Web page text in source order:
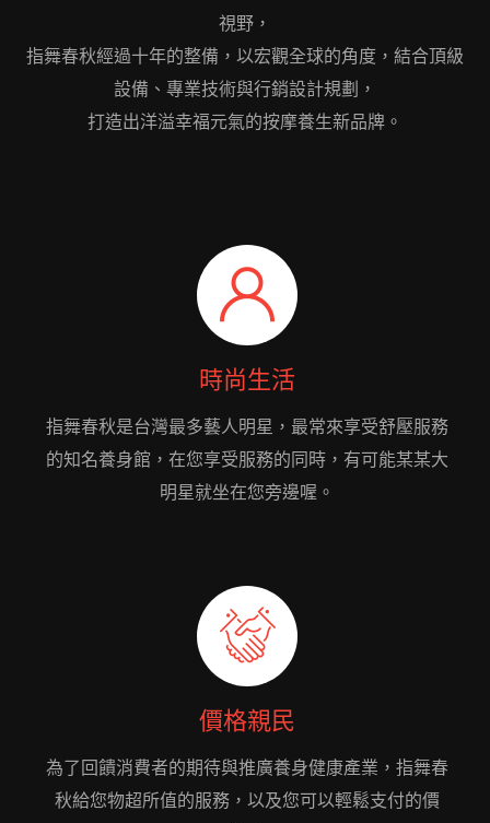
視野，
指舞春秋經過十年的整備，以宏觀全球的角度，結合頂級
設備、專業技術與行銷設計規劃，
打造出洋溢幸福元氣的按摩養生新品牌。
時尚生活
指舞春秋是台灣最多藝人明星，最常來享受舒壓服務
的知名養身館，在您享受服務的同時，有可能某某大
明星就坐在您旁邊喔。
價格親民
為了回饋消費者的期待與推廣養身健康產業，指舞春
秋給您物超所值的服務，以及您可以輕鬆支付的價